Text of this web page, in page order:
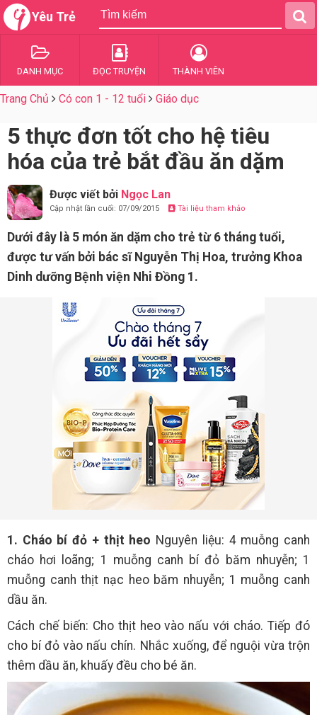
Yêu Trẻ
DANH MỤC ĐỌC TRUYỆN THÀNH VIÊN
Trang Chủ Có con 1 - 12 tuổi Giáo dục
5 thực đơn tốt cho hệ tiêu
hóa của trẻ bắt đầu ăn dặm
Được viết bởi Ngọc Lan
Cập nhật lần cuối: 07/09/2015 Tài liệu tham khảo
Dưới đây là 5 món ăn dặm cho trẻ từ 6 tháng tuổi,
được tư vấn bởi bác sĩ Nguyễn Thị Hoa, trưởng Khoa
Dinh dưỡng Bệnh viện Nhi Đồng 1.
1. Cháo bí đỏ + thịt heo Nguyên liệu: 4 muỗng canh
cháo hơi loãng; 1 muỗng canh bí đỏ băm nhuyễn; 1
muỗng canh thịt nạc heo băm nhuyễn; 1 muỗng canh
dầu ăn.
Cách chế biến: Cho thịt heo vào nấu với cháo. Tiếp đó
cho bí đỏ vào nấu chín. Nhắc xuống, để nguội vừa trộn
thêm dầu ăn, khuấy đều cho bé ăn.